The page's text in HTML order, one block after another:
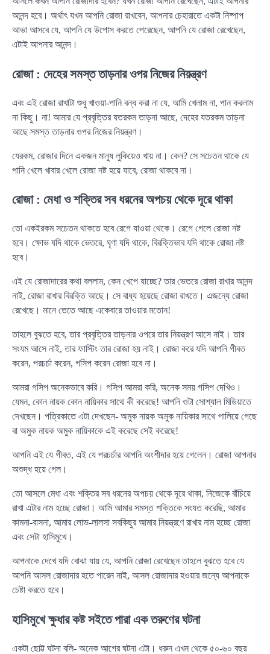
আনন্দ হবে। অর্থাৎ যখন আপনি রোজা রাখবেন, আপনার চেহারাতে একটা নিষ্পাপ
আভা আসবে যে, আপনি যে উপোস করতে পেরেছেন, আপনি যে রোজা রেখেছেন,
এটাই আপনার আনন্দ।
রোজা : দেহের সমস্ত তাড়নার ওপর নিজের নিয়ন্ত্রণ
এবং এই রোজা রাখাটা শুধু খাওয়া-পানি বন্ধ করা না যে, আমি খেলাম না, পান করলাম
না কিছু। না! আমার যে প্রবৃত্তির যতরকম তাড়না আছে, দেহের যতরকম তাড়না
আছে সমস্ত তাড়নার ওপর নিজের নিয়ন্ত্রণ।
যেরকম, রোজার দিনে একজন মানুষ লুকিয়েও খায় না। কেন? সে সচেতন থাকে যে
পানি খেলে খাবার খেলে রোজা নষ্ট হয়ে যাবে, রোজা থাকবে না।
রোজা : মেধা ও শক্তির সব ধরনের অপচয় থেকে দূরে থাকা
তো একইরকম সচেতন থাকতে হবে রেগে যাওয়া থেকে। রেগে গেলে রোজা নষ্ট
হবে। ক্ষোভ যদি থাকে ভেতরে, ঘৃণা যদি থাকে, বিরক্তিভাব যদি থাকে রোজা নষ্ট
হবে।
এই যে রোজাদারের কথা বললাম, কেন খেপে যাচ্ছে? তার ভেতরে রোজা রাখার আনন্দ
নাই, রোজা রাখার বিরক্তি আছে। সে বাধ্য হয়েছে রোজা রাখতে। এজন্যে রোজা
রেখেছে। মানে তেতে আছে একেবারে তাওয়ার মতোন!
তাহলে বুঝতে হবে, তার প্রবৃত্তির তাড়নার ওপরে তার নিয়ন্ত্রণ আসে নাই। তার
সংযম আসে নাই, তার ফাস্টিং তার রোজা হয় নাই। রোজা করে যদি আপনি গীবত
করেন, পরচর্চা করেন, গসিপ করেন রোজা হবে না।
আমরা গসিপ অনেকভাবে করি। গসিপ আমরা করি, অনেক সময় গসিপ দেখিও।
যেমন, কোন নায়ক কোন নায়িকার সাথে কী করেছে! আপনি ওটা সোশ্যাল মিডিয়াতে
দেখছেন। পত্রিকাতে এটা দেখছেন- অমুক নায়ক অমুক নায়িকার সাথে পালিয়ে গেছে
বা অমুক নায়ক অমুক নায়িকাকে এই করেছে সেই করেছে!
আপনি এই যে গীবত, এই যে পরচর্চার আপনি অংশীদার হয়ে গেলেন। রোজা আপনার
অশুদ্ধ হয়ে গেল।
তো আসলে মেধা এবং শক্তির সব ধরনের অপচয় থেকে দূরে থাকা, নিজেকে বাঁচিয়ে
রাখা এটার নাম হচ্ছে রোজা। আমি আমার সমস্ত শক্তিকে সংযত করেছি, আমার
কামনা-বাসনা, আমার লোভ-লালসা সবকিছুর আমার নিয়ন্ত্রণে রাখার নাম হচ্ছে রোজা
এবং সেটা হাসিমুখে।
আপনাকে দেখে যদি বোঝা যায় যে, আপনি রোজা রেখেছেন তাহলে বুঝতে হবে যে
আপনি আসল রোজাদার হতে পারেন নাই, আসল রোজাদার হওয়ার জন্যে আপনাকে
চেষ্টা করতে হবে।
হাসিমুখে ক্ষুধার কষ্ট সইতে পারা এক তরুণের ঘটনা
একটা ছোট্ট ঘটনা বলি- অনেক আগের ঘটনা এটা। ধরুন এখন থেকে ৫০-৬০ বছর